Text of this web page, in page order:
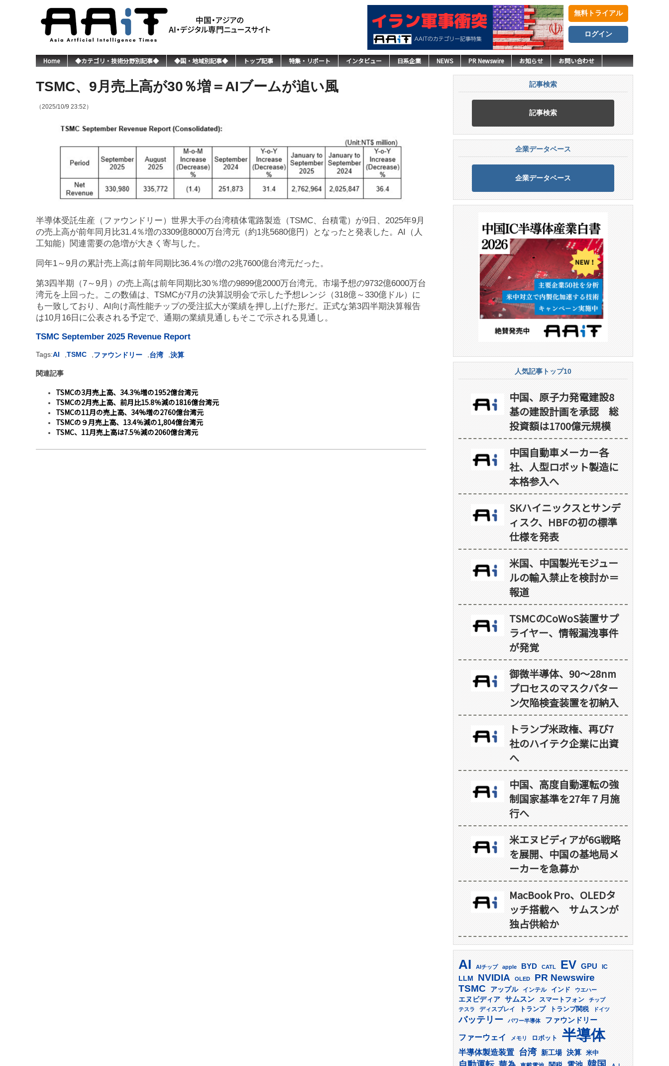
無料トライアル
ログイン
Home ◆カテゴリ・技術分野別記事◆ ◆国・地域別記事◆ トップ記事 特集・リポート インタビュー 日系企業 NEWS PR Newswire お知らせ お問い合わせ
TSMC、9月売上高が30％増＝AIブームが追い風
（2025/10/9 23:52）
半導体受託生産（ファウンドリー）世界大手の台湾積体電路製造（TSMC、台積電）が9日、2025年9月
の売上高が前年同月比31.4％増の3309億8000万台湾元（約1兆5680億円）となったと発表した。AI（人
工知能）関連需要の急増が大きく寄与した。
同年1～9月の累計売上高は前年同期比36.4％の増の2兆7600億台湾元だった。
第3四半期（7～9月）の売上高は前年同期比30％増の9899億2000万台湾元。市場予想の9732億6000万台
湾元を上回った。この数値は、TSMCが7月の決算説明会で示した予想レンジ（318億～330億ドル）に
も一致しており、AI向け高性能チップの受注拡大が業績を押し上げた形だ。正式な第3四半期決算報告
は10月16日に公表される予定で、通期の業績見通しもそこで示される見通し。
TSMC September 2025 Revenue Report
Tags:AI TSMC ファウンドリー 台湾 決算
関連記事
TSMCの3月売上高、34.3％増の1952億台湾元
TSMCの2月売上高、前月比15.8％減の1816億台湾元
TSMCの11月の売上高、34%増の2760億台湾元
TSMCの９月売上高、13.4％減の1,804億台湾元
TSMC、11月売上高は7.5％減の2060億台湾元
記事検索
記事検索
企業データベース
企業データベース
人気記事トップ10
中国、原子力発電建設8
基の建設計画を承認 総
投資額は1700億元規模
中国自動車メーカー各
社、人型ロボット製造に
本格参入へ
SKハイニックスとサンデ
ィスク、HBFの初の標準
仕様を発表
米国、中国製光モジュー
ルの輸入禁止を検討か＝
報道
TSMCのCoWoS装置サプ
ライヤー、情報漏洩事件
が発覚
御微半導体、90～28nm
プロセスのマスクパター
ン欠陥検査装置を初納入
トランプ米政権、再び7
社のハイテク企業に出資
へ
中国、高度自動運転の強
制国家基準を27年７月施
行へ
米エヌビディアが6G戦略
を展開、中国の基地局メ
ーカーを急募か
MacBook Pro、OLEDタ
ッチ搭載へ サムスンが
独占供給か
AI AIチップ apple BYD CATL EV GPU IC
LLM NVIDIA OLED PR Newswire
TSMC アップル インテル インド ウエハー
エヌビディア サムスン スマートフォン
チップ
テスラ
ディスプレイ トランプ トランプ関税 ドイツ
バッテリー パワー半導体 ファウンドリー
ファーウェイ メモリ ロボット 半導体
半導体製造装置 台湾 新工場 決算 米中